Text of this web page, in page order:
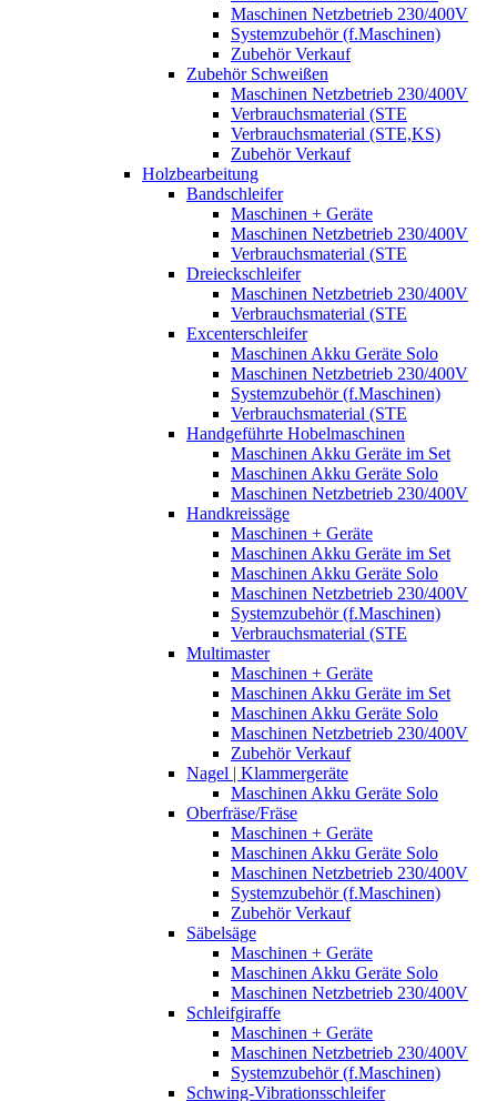
Maschinen Netzbetrieb 230/400V
Systemzubehör (f.Maschinen)
Zubehör Verkauf
Zubehör Schweißen
Maschinen Netzbetrieb 230/400V
Verbrauchsmaterial (STE
Verbrauchsmaterial (STE,KS)
Zubehör Verkauf
Holzbearbeitung
Bandschleifer
Maschinen + Geräte
Maschinen Netzbetrieb 230/400V
Verbrauchsmaterial (STE
Dreieckschleifer
Maschinen Netzbetrieb 230/400V
Verbrauchsmaterial (STE
Excenterschleifer
Maschinen Akku Geräte Solo
Maschinen Netzbetrieb 230/400V
Systemzubehör (f.Maschinen)
Verbrauchsmaterial (STE
Handgeführte Hobelmaschinen
Maschinen Akku Geräte im Set
Maschinen Akku Geräte Solo
Maschinen Netzbetrieb 230/400V
Handkreissäge
Maschinen + Geräte
Maschinen Akku Geräte im Set
Maschinen Akku Geräte Solo
Maschinen Netzbetrieb 230/400V
Systemzubehör (f.Maschinen)
Verbrauchsmaterial (STE
Multimaster
Maschinen + Geräte
Maschinen Akku Geräte im Set
Maschinen Akku Geräte Solo
Maschinen Netzbetrieb 230/400V
Zubehör Verkauf
Nagel | Klammergeräte
Maschinen Akku Geräte Solo
Oberfräse/Fräse
Maschinen + Geräte
Maschinen Akku Geräte Solo
Maschinen Netzbetrieb 230/400V
Systemzubehör (f.Maschinen)
Zubehör Verkauf
Säbelsäge
Maschinen + Geräte
Maschinen Akku Geräte Solo
Maschinen Netzbetrieb 230/400V
Schleifgiraffe
Maschinen + Geräte
Maschinen Netzbetrieb 230/400V
Systemzubehör (f.Maschinen)
Schwing-Vibrationsschleifer